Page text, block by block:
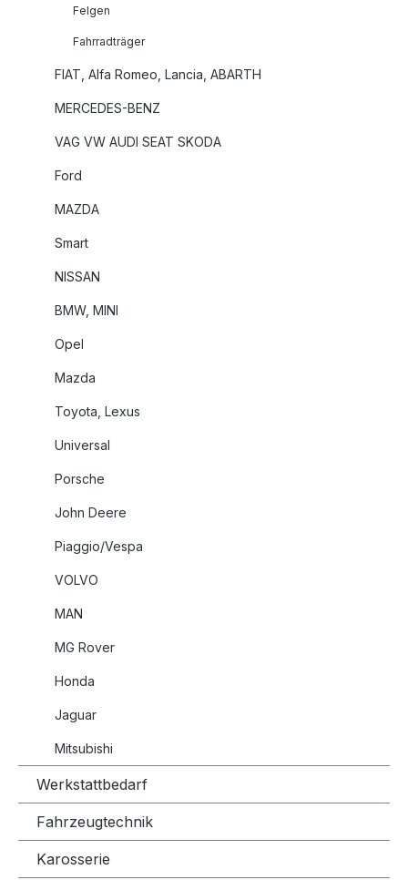
Felgen
Fahrradträger
FIAT, Alfa Romeo, Lancia, ABARTH
MERCEDES-BENZ
VAG VW AUDI SEAT SKODA
Ford
MAZDA
Smart
NISSAN
BMW, MINI
Opel
Mazda
Toyota, Lexus
Universal
Porsche
John Deere
Piaggio/Vespa
VOLVO
MAN
MG Rover
Honda
Jaguar
Mitsubishi
Werkstattbedarf
Fahrzeugtechnik
Karosserie